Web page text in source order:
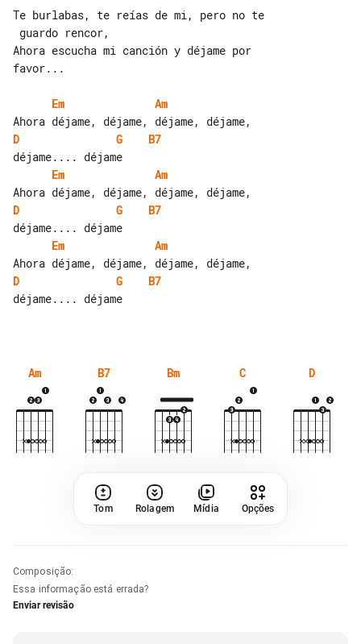
Te burlabas, te reías de mi, pero no te
Ahora escucha mi canción y déjame por
favor...
Em
Am
D
G
B7
Em
Am
D
G
B7
Em
Am
D
G
B7
déjame.... déjame
Am B7 Bm C D
Tom Rolagem Mídia Opções
Composição:
Essa informação está errada?
Enviar revisão